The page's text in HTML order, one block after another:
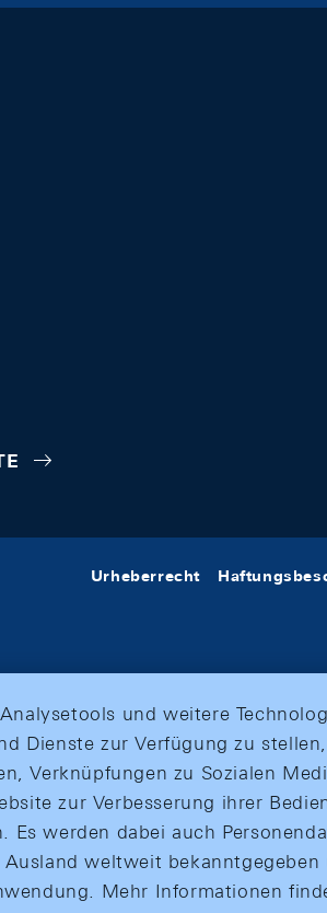
Urheberrecht
und weitere
Dienste zur Verfügung zu stellen,
Verknüpfungen zu Sozialen
zur Verbesserung ihrer
Es werden dabei auch
weltweit bekanntgegeben
Mehr Informationen